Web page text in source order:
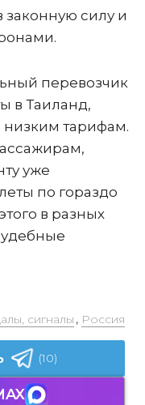
силу и
перевозчик
в Таиланд,
тарифам.
уже
по гораздо
в разных
сигналы , Россия
(10)